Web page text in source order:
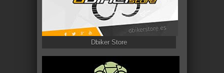
Dbiker Store